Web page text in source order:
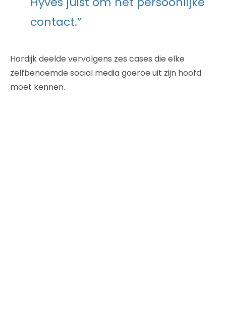
contact.”
Hordijk deelde vervolgens zes cases die elke
zelfbenoemde social media goeroe uit zijn hoofd
moet kennen.